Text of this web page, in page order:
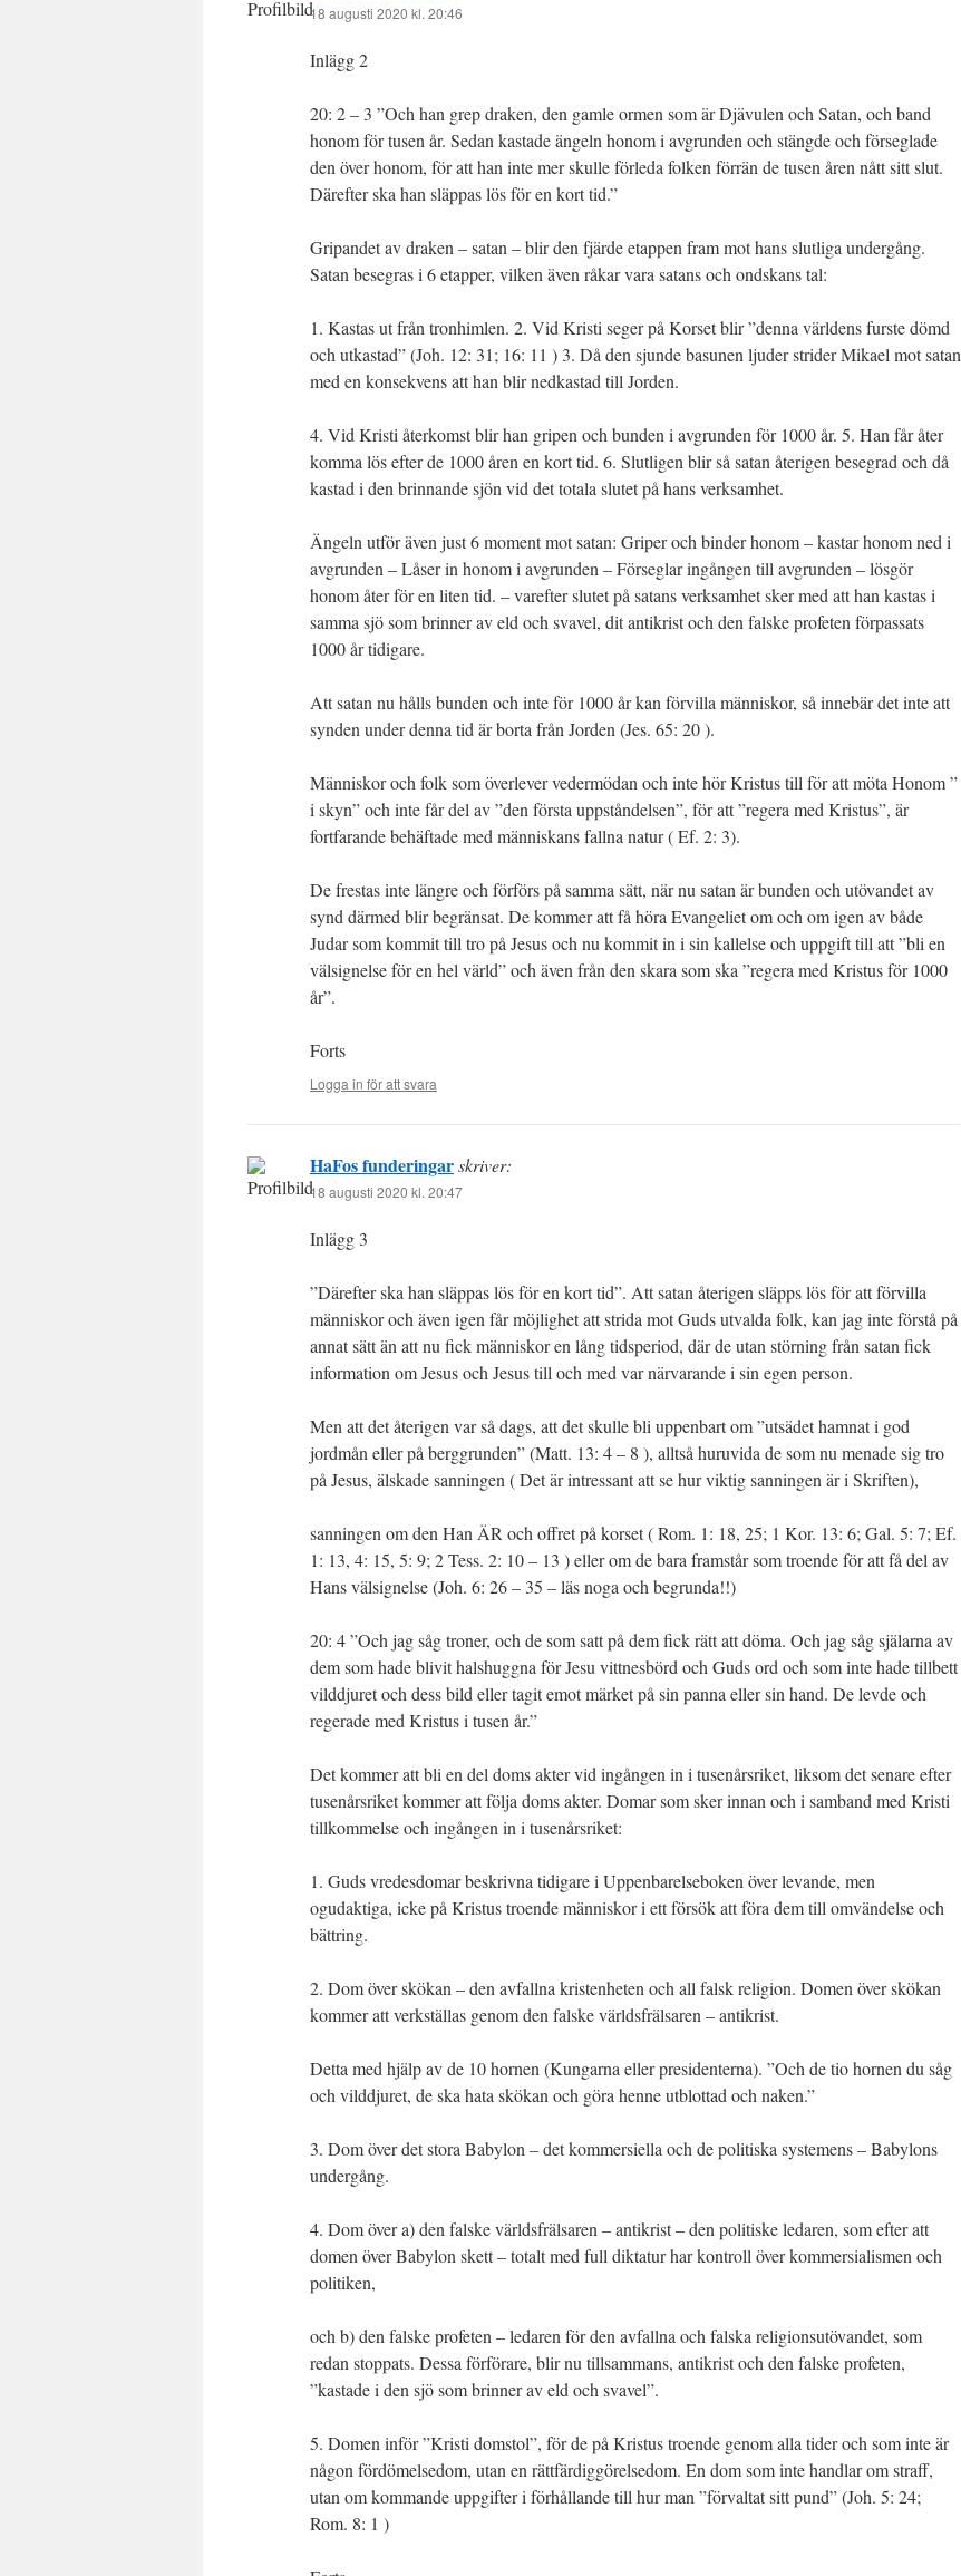
18 augusti 2020 kl. 20:46
Inlägg 2
20: 2 – 3 ”Och han grep draken, den gamle ormen som är Djävulen och Satan, och band
honom för tusen år. Sedan kastade ängeln honom i avgrunden och stängde och förseglade
den över honom, för att han inte mer skulle förleda folken förrän de tusen åren nått sitt slut.
Därefter ska han släppas lös för en kort tid.”
Gripandet av draken – satan – blir den fjärde etappen fram mot hans slutliga undergång.
Satan besegras i 6 etapper, vilken även råkar vara satans och ondskans tal:
1. Kastas ut från tronhimlen. 2. Vid Kristi seger på Korset blir ”denna världens furste dömd
och utkastad” (Joh. 12: 31; 16: 11 ) 3. Då den sjunde basunen ljuder strider Mikael mot satan
med en konsekvens att han blir nedkastad till Jorden.
4. Vid Kristi återkomst blir han gripen och bunden i avgrunden för 1000 år. 5. Han får åter
komma lös efter de 1000 åren en kort tid. 6. Slutligen blir så satan återigen besegrad och då
kastad i den brinnande sjön vid det totala slutet på hans verksamhet.
Ängeln utför även just 6 moment mot satan: Griper och binder honom – kastar honom ned i
avgrunden – Låser in honom i avgrunden – Förseglar ingången till avgrunden – lösgör
honom åter för en liten tid. – varefter slutet på satans verksamhet sker med att han kastas i
samma sjö som brinner av eld och svavel, dit antikrist och den falske profeten förpassats
1000 år tidigare.
Att satan nu hålls bunden och inte för 1000 år kan förvilla människor, så innebär det inte att
synden under denna tid är borta från Jorden (Jes. 65: 20 ).
Människor och folk som överlever vedermödan och inte hör Kristus till för att möta Honom ”
i skyn” och inte får del av ”den första uppståndelsen”, för att ”regera med Kristus”, är
fortfarande behäftade med människans fallna natur ( Ef. 2: 3).
De frestas inte längre och förförs på samma sätt, när nu satan är bunden och utövandet av
synd därmed blir begränsat. De kommer att få höra Evangeliet om och om igen av både
Judar som kommit till tro på Jesus och nu kommit in i sin kallelse och uppgift till att ”bli en
välsignelse för en hel värld” och även från den skara som ska ”regera med Kristus för 1000
år”.
Forts
Logga in för att svara
HaFos funderingarskriver:
18 augusti 2020 kl. 20:47
Inlägg 3
”Därefter ska han släppas lös för en kort tid”. Att satan återigen släpps lös för att förvilla
människor och även igen får möjlighet att strida mot Guds utvalda folk, kan jag inte förstå på
annat sätt än att nu fick människor en lång tidsperiod, där de utan störning från satan fick
information om Jesus och Jesus till och med var närvarande i sin egen person.
Men att det återigen var så dags, att det skulle bli uppenbart om ”utsädet hamnat i god
jordmån eller på berggrunden” (Matt. 13: 4 – 8 ), alltså huruvida de som nu menade sig tro
på Jesus, älskade sanningen ( Det är intressant att se hur viktig sanningen är i Skriften),
sanningen om den Han ÄR och offret på korset ( Rom. 1: 18, 25; 1 Kor. 13: 6; Gal. 5: 7; Ef.
1: 13, 4: 15, 5: 9; 2 Tess. 2: 10 – 13 ) eller om de bara framstår som troende för att få del av
Hans välsignelse (Joh. 6: 26 – 35 – läs noga och begrunda!!)
20: 4 ”Och jag såg troner, och de som satt på dem fick rätt att döma. Och jag såg själarna av
dem som hade blivit halshuggna för Jesu vittnesbörd och Guds ord och som inte hade tillbett
vilddjuret och dess bild eller tagit emot märket på sin panna eller sin hand. De levde och
regerade med Kristus i tusen år.”
Det kommer att bli en del doms akter vid ingången in i tusenårsriket, liksom det senare efter
tusenårsriket kommer att följa doms akter. Domar som sker innan och i samband med Kristi
tillkommelse och ingången in i tusenårsriket:
1. Guds vredesdomar beskrivna tidigare i Uppenbarelseboken över levande, men
ogudaktiga, icke på Kristus troende människor i ett försök att föra dem till omvändelse och
bättring.
2. Dom över skökan – den avfallna kristenheten och all falsk religion. Domen över skökan
kommer att verkställas genom den falske världsfrälsaren – antikrist.
Detta med hjälp av de 10 hornen (Kungarna eller presidenterna). ”Och de tio hornen du såg
och vilddjuret, de ska hata skökan och göra henne utblottad och naken.”
3. Dom över det stora Babylon – det kommersiella och de politiska systemens – Babylons
undergång.
4. Dom över a) den falske världsfrälsaren – antikrist – den politiske ledaren, som efter att
domen över Babylon skett – totalt med full diktatur har kontroll över kommersialismen och
politiken,
och b) den falske profeten – ledaren för den avfallna och falska religionsutövandet, som
redan stoppats. Dessa förförare, blir nu tillsammans, antikrist och den falske profeten,
”kastade i den sjö som brinner av eld och svavel”.
5. Domen inför ”Kristi domstol”, för de på Kristus troende genom alla tider och som inte är
någon fördömelsedom, utan en rättfärdiggörelsedom. En dom som inte handlar om straff,
utan om kommande uppgifter i förhållande till hur man ”förvaltat sitt pund” (Joh. 5: 24;
Rom. 8: 1 )